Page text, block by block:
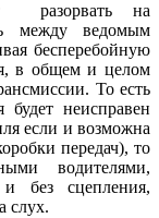
разорвать на
между ведомым
бесперебойную
в общем и целом
То есть
неисправен
если и возможна
передач), то
водителями,
без сцепления,
слух.